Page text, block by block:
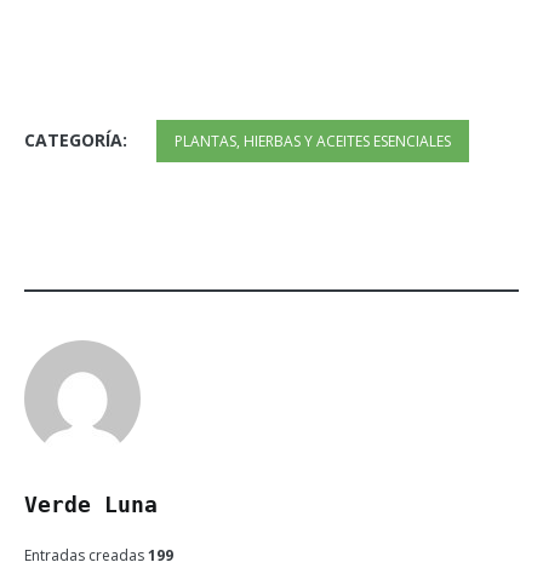
CATEGORÍA: PLANTAS, HIERBAS Y ACEITES ESENCIALES
Verde Luna
Entradas creadas199